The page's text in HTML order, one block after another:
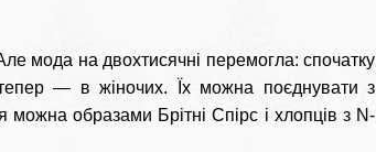
мода на двохтисячні перемогла: спочатку
— в жіночих. Їх можна поєднувати з
образами Брітні Спірс і хлопців з N-